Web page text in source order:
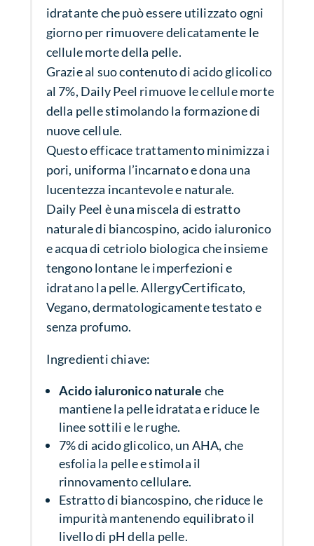
idratante che può essere utilizzato ogni
giorno per rimuovere delicatamente le
cellule morte della pelle.
Grazie al suo contenuto di acido glicolico
al 7%, Daily Peel rimuove le cellule morte
della pelle stimolando la formazione di
nuove cellule.
Questo efficace trattamento minimizza i
pori, uniforma l’incarnato e dona una
lucentezza incantevole e naturale.
Daily Peel è una miscela di estratto
naturale di biancospino, acido ialuronico
e acqua di cetriolo biologica che insieme
tengono lontane le imperfezioni e
idratano la pelle. AllergyCertificato,
Vegano, dermatologicamente testato e
senza profumo.
Ingredienti chiave:
Acido ialuronico naturale che
mantiene la pelle idratata e riduce le
linee sottili e le rughe.
7% di acido glicolico, un AHA, che
esfolia la pelle e stimola il
rinnovamento cellulare.
Estratto di biancospino, che riduce le
impurità mantenendo equilibrato il
livello di pH della pelle.